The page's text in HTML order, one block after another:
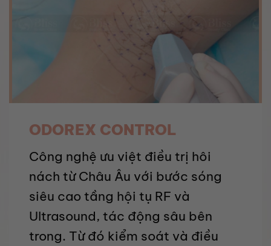
ODOREX CONTROL
Công nghệ ưu việt điều trị hôi
nách từ Châu Âu với bước sóng
siêu cao tầng hội tụ RF và
Ultrasound, tác động sâu bên
trong. Từ đó kiểm soát và điều